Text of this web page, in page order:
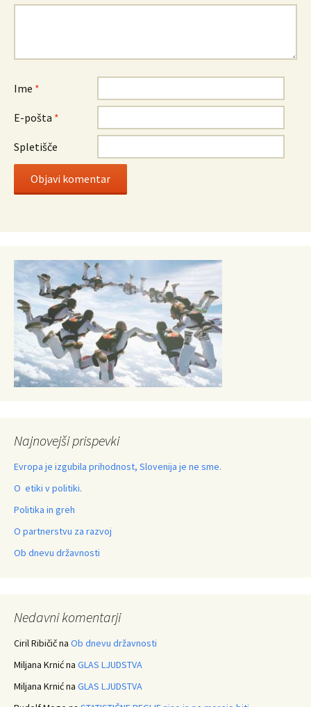
Ime *
E-pošta *
Spletišče
Najnovejši prispevki
Evropa je izgubila prihodnost, Slovenija je ne sme.
O etiki v politiki.
Politika in greh
O partnerstvu za razvoj
Ob dnevu državnosti
Nedavni komentarji
Ciril Ribičična Ob dnevu državnosti
Miljana Krnićna GLAS LJUDSTVA
Miljana Krnićna GLAS LJUDSTVA